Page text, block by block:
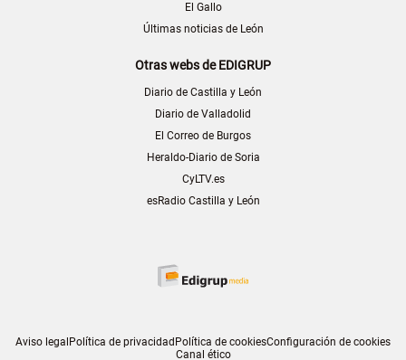
El Gallo
Últimas noticias de León
Otras webs de EDIGRUP
Diario de Castilla y León
Diario de Valladolid
El Correo de Burgos
Heraldo-Diario de Soria
CyLTV.es
esRadio Castilla y León
Aviso legalPolítica de privacidadPolítica de cookiesConfiguración de cookies
Canal ético